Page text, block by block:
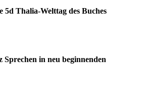
5d Thalia-Welttag des Buches
in neu beginnenden